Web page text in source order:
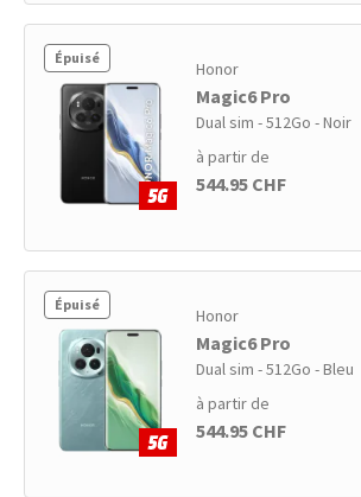
Épuisé Honor
Magic6 Pro
Dual sim - 512Go - Noir
à partir de
544.95 CHF
Épuisé Honor
Magic6 Pro
Dual sim - 512Go - Bleu
à partir de
544.95 CHF